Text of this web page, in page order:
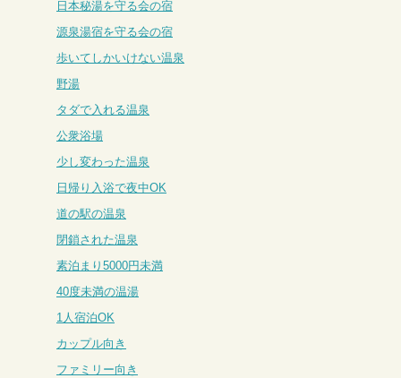
日本秘湯を守る会の宿
源泉湯宿を守る会の宿
歩いてしかいけない温泉
野湯
タダで入れる温泉
公衆浴場
少し変わった温泉
日帰り入浴で夜中OK
道の駅の温泉
閉鎖された温泉
素泊まり5000円未満
40度未満の温湯
1人宿泊OK
カップル向き
ファミリー向き